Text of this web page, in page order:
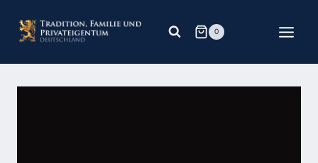
Inhalt
springen
0